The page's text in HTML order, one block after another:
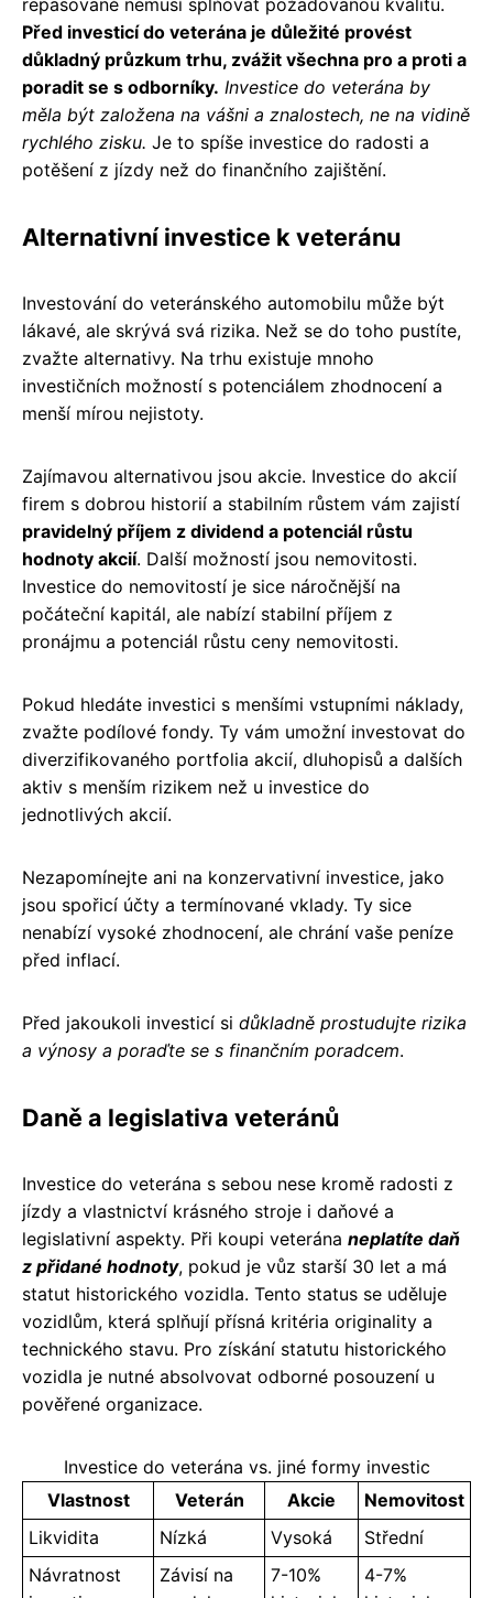
Před investicí do veterána je důležité provést
důkladný průzkum trhu, zvážit všechna pro a proti a
poradit se s odborníky. Investice do veterána by
měla být založena na vášni a znalostech, ne na vidině
rychlého zisku. Je to spíše investice do radosti a
potěšení z jízdy než do finančního zajištění.
Alternativní investice k veteránu
Investování do veteránského automobilu může být
lákavé, ale skrývá svá rizika. Než se do toho pustíte,
zvažte alternativy. Na trhu existuje mnoho
investičních možností s potenciálem zhodnocení a
menší mírou nejistoty.
Zajímavou alternativou jsou akcie. Investice do akcií
firem s dobrou historií a stabilním růstem vám zajistí
pravidelný příjem z dividend a potenciál růstu
hodnoty akcií. Další možností jsou nemovitosti.
Investice do nemovitostí je sice náročnější na
počáteční kapitál, ale nabízí stabilní příjem z
pronájmu a potenciál růstu ceny nemovitosti.
Pokud hledáte investici s menšími vstupními náklady,
zvažte podílové fondy. Ty vám umožní investovat do
diverzifikovaného portfolia akcií, dluhopisů a dalších
aktiv s menším rizikem než u investice do
jednotlivých akcií.
Nezapomínejte ani na konzervativní investice, jako
jsou spořicí účty a termínované vklady. Ty sice
nenabízí vysoké zhodnocení, ale chrání vaše peníze
před inflací.
Před jakoukoli investicí si důkladně prostudujte rizika
a výnosy a poraďte se s finančním poradcem.
Daně a legislativa veteránů
Investice do veterána s sebou nese kromě radosti z
jízdy a vlastnictví krásného stroje i daňové a
legislativní aspekty. Při koupi veterána neplatíte daň
z přidané hodnoty, pokud je vůz starší 30 let a má
statut historického vozidla. Tento status se uděluje
vozidlům, která splňují přísná kritéria originality a
technického stavu. Pro získání statutu historického
vozidla je nutné absolvovat odborné posouzení u
pověřené organizace.
Investice do veterána vs. jiné formy investic
Vlastnost
Veterán Akcie
Nemovitost
Likvidita
Nízká Vysoká
Střední
Návratnost
Závisí na
7-10%
4-7%